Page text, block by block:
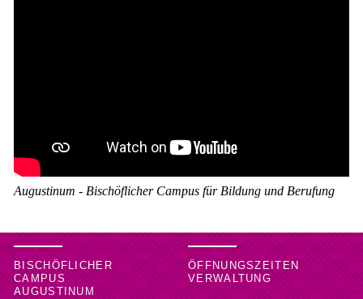
Augustinum - Bischöflicher Campus für Bildung und Berufung
BISCHÖFLICHER
CAMPUS
AUGUSTINUM
ÖFFNUNGSZEITEN
VERWALTUNG